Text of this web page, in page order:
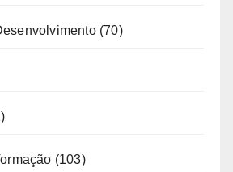
(70)
(103)